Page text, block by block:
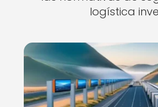
logística